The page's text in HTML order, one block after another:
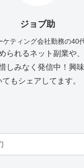
ジョブ助
ケティング会社勤務の40代
られるネット副業や
しみなく発信中！興
てもシェアしてます。